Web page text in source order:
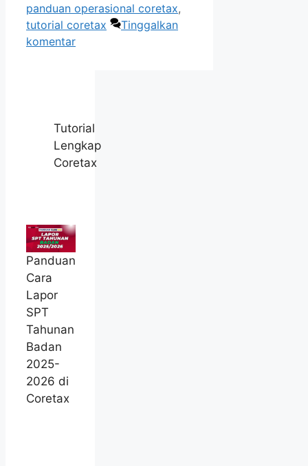
panduan operasional coretax,
tutorial coretax
Tinggalkan
komentar
Tutorial
Lengkap
Coretax
Panduan
Cara
Lapor
SPT
Tahunan
Badan
2025-
2026 di
Coretax